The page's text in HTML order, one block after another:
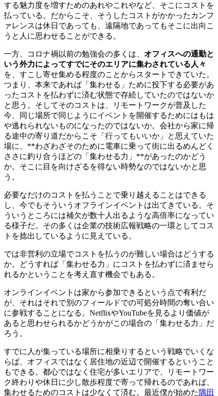
する魅力度を増すためのあれやこれやなど、そこにコストを
払っている。だからこそ、そうしたコストがかかったカンフ
ァレンスは休日であっても、遠隔地であってもそこに出向こ
うと人に思わせることができる。
一方、コロナ禍以前の勉強会の多くは、 オフィスへの通勤と
いう外力によってすでにそのエリアに集わされている人々
を、すこし寄せ集める程度のことからスタートできていた。
つまり、本来であれば「集わせる」ために投下する必要があ
ったコストを払わずに済む状態で存続していたのではないか
と思う。そしてそのコストは、リモートワークが普及した
今、同じ場所で同じようにイベントを開催するためにはもは
や逃れられないものになったのではないか。会社から家に帰
る途中の寄り道だからこそ「行ってもいいか」と思えていた
場に、**わざわざそのために電車に乗って街に出るめんどく
ささに釣り合うほどの「集わせる力」**があったのかどう
か。そこに目を向けざるを得ない時勢なのではないかと思
う。
必要なだけのコストを払うことで乗り越えることはできる
し、今でもそういうオフラインイベントは出てきている。そ
ういうところには補欠が数十人出るような高倍率になってい
る様子だ。その多くは企業の技術広報戦略の一環としてコス
トを捻出しているように見えている。
では非営利の立場でコストを払うのが難しい場合はどうする
か。どうすれば「集わせる力」にコストを払わずに済ませら
れるかということを考え直す機会でもある。
オンラインイベントは家から参加できるという点で有利だ
が、それはそれで別のフィールドでの可処分時間の奪い合い
に参戦することになる。NetflixやYouTubeを見るより価値が
あると思わせられるかどうかがこの場合の「集わせる力」だ
ろう。
すでに人が集っている場所に相乗りするという戦略でいくな
らば、オフィスではなく居住地の近辺で開催するということ
もできる。都心ではなく住宅が多いエリアで、リモートワー
ク終わりや休日に少し散歩程度で寄って帰れるのであれば、
集わせるためのコストは少なくて済む。最近僕が始めた 隅田